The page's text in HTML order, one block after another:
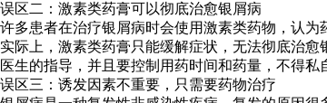
误区二：激素类药膏可以彻底治愈银屑病
许多患者在治疗银屑病时会使用激素类药物，认
实际上，激素类药膏只能缓解症状，无法彻底治
医生的指导，并且要控制用药时间和药量，不得私
误区三：诱发因素不重要，只需要药物治疗